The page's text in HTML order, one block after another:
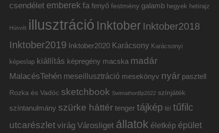
csendélet emberek fa fenyő festmény galamb hegyek hetirajz
Húsvét illusztráció Inktober Inktober2018
Inktober2019 Inktober2020 Karácsony Karácsonyi
képeslap kiállítás képregény macska madár
MalacésTehén meseillusztráció mesekönyv nyár pasztell
Rozka és Vadóc sketchbook SwimathonBp2022 színjáték
színtanulmány szürke háttér tenger tájkép tél tűfilc
utcarészlet virág Városliget állatok életkép épület